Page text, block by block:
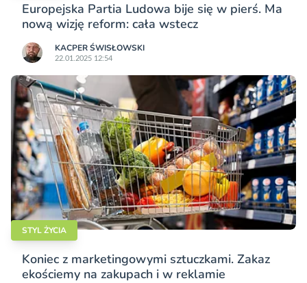
Europejska Partia Ludowa bije się w pierś. Ma
nową wizję reform: cała wstecz
KACPER ŚWISŁO­WSKI
22.01.2025 12:54
STYL ŻYCIA
Koniec z marketingowymi sztuczkami. Zakaz
ekościemy na zakupach i w reklamie